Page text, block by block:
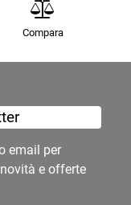
Compara
email per
e offerte